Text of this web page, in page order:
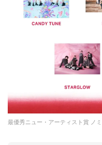
最優秀ニュー・アーティスト賞 ノ